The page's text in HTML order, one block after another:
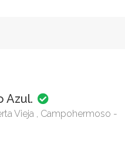
Azul.
Vieja , Campohermoso -